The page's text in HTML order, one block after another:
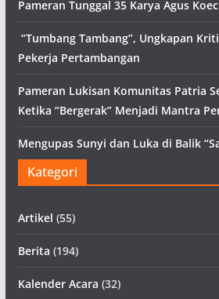
Pameran Tunggal 35 Karya Agus
“Tumbang Tambang”, Ungkapan
Pekerja Pertambangan
Pameran Lukisan Komunitas Patria
Ketika “Bergerak” Menjadi Mantra
Mengupas Sunyi dan Luka di Balik
Kategori
Artikel (55)
Berita (194)
Kalender Acara (32)